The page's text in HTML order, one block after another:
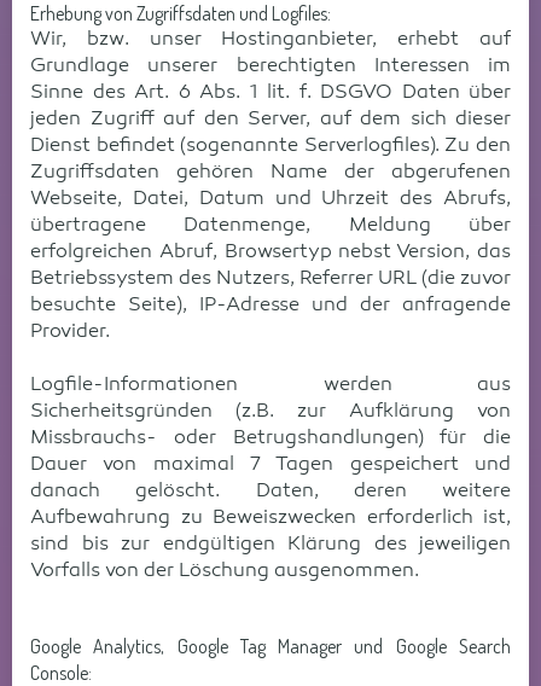
Erhebung von Zugriffsdaten und Logfiles:
Wir, bzw. unser Hostinganbieter, erhebt auf
Grundlage unserer berechtigten Interessen im
Sinne des Art. 6 Abs. 1 lit. f. DSGVO Daten über
jeden Zugriff auf den Server, auf dem sich dieser
Dienst befindet (sogenannte Serverlogfiles). Zu den
Zugriffsdaten gehören Name der abgerufenen
Webseite, Datei, Datum und Uhrzeit des Abrufs,
übertragene Datenmenge, Meldung über
erfolgreichen Abruf, Browsertyp nebst Version, das
Betriebssystem des Nutzers, Referrer URL (die zuvor
besuchte Seite), IP-Adresse und der anfragende
Provider.
Logfile-Informationen werden aus
Sicherheitsgründen (z.B. zur Aufklärung von
Missbrauchs- oder Betrugshandlungen) für die
Dauer von maximal 7 Tagen gespeichert und
danach gelöscht. Daten, deren weitere
Aufbewahrung zu Beweiszwecken erforderlich ist,
sind bis zur endgültigen Klärung des jeweiligen
Vorfalls von der Löschung ausgenommen.
Google Analytics, Google Tag Manager und Google Search
Console: